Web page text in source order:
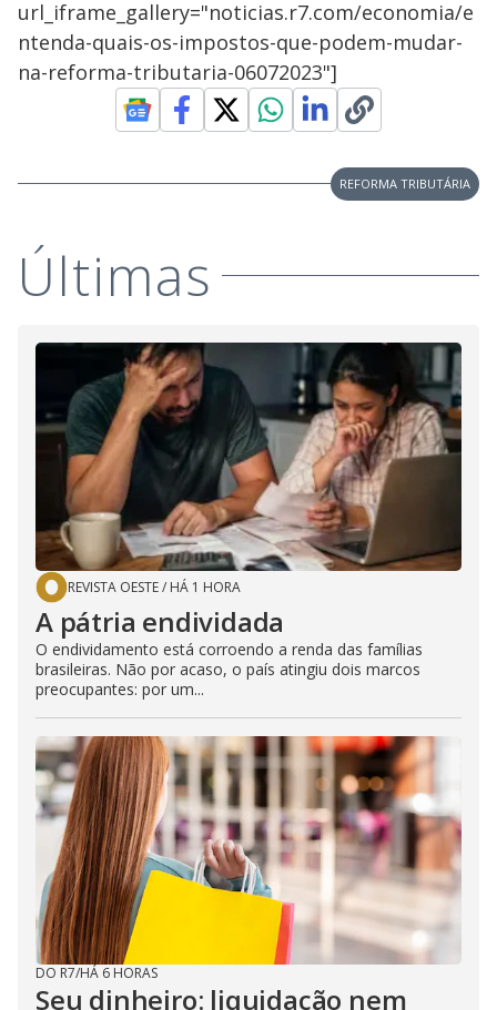
url_iframe_gallery="noticias.r7.com/economia/e
ntenda-quais-os-impostos-que-podem-mudar-
na-reforma-tributaria-06072023"]
REFORMA TRIBUTÁRIA
Últimas
REVISTA OESTE/ HÁ 1 HORA
A pátria endividada
O endividamento está corroendo a renda das famílias
brasileiras. Não por acaso, o país atingiu dois marcos
preocupantes: por um...
DO R7/HÁ 6 HORAS
Seu dinheiro: liquidação nem